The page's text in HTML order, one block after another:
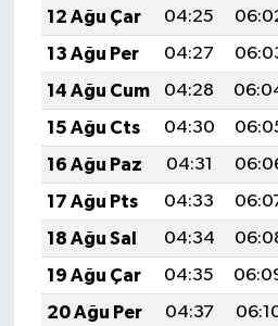
12 Ağu Çar
04:25
13 Ağu Per
04:27
14 Ağu Cum
04:28
15 Ağu Cts
04:30
16 Ağu Paz
04:31
17 Ağu Pts
04:33
18 Ağu Sal
04:34
19 Ağu Çar
04:35
20 Ağu Per
04:37